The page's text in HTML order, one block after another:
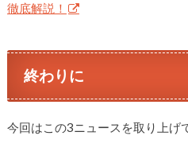
徹底解説！
終わりに
今回はこの3ニュースを取り上げ